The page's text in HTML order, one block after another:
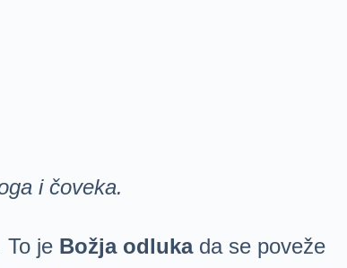
i čoveka.
To je Božja odlukada se poveže